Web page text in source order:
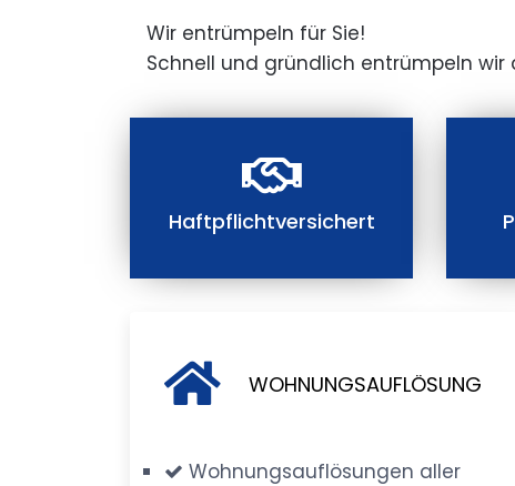
Wir entrümpeln für Sie!
Schnell und gründlich entrümpeln wir
Haftpflichtversichert
WOHNUNGSAUFLÖSUNG
Wohnungsauflösungen aller